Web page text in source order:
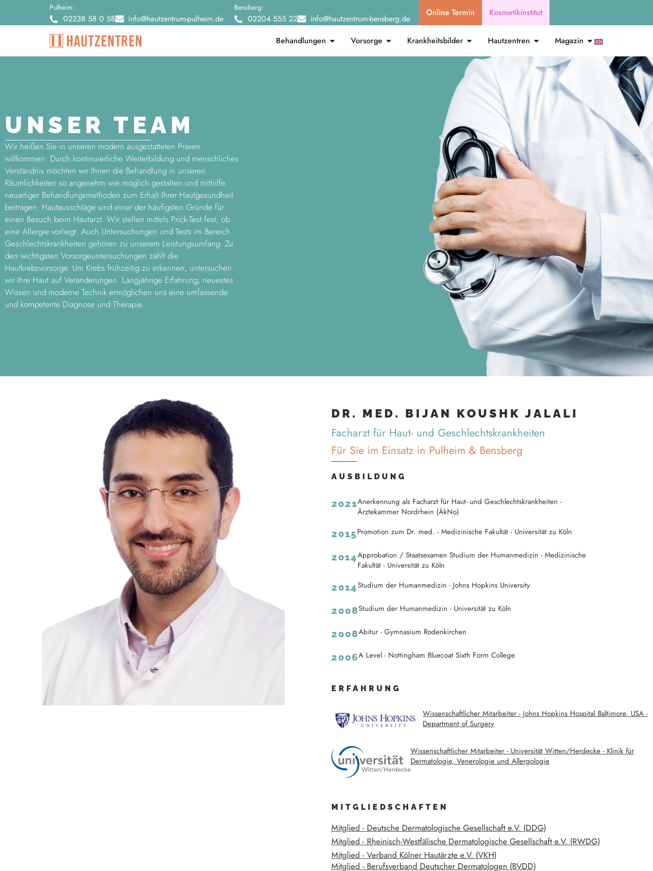
Pulheim:
02238 58 0 58 info@hautzentrum-pulheim.de
Bensberg:
02204 555 22 info@hautzentrum-bensberg.de
Online Termin Kosmetikinstitut
Behandlungen Vorsorge Krankheitsbilder Hautzentren Magazin
UNSER TEAM
Wir heißen Sie in unseren modern ausgestatteten Praxen
willkommen. Durch kontinuierliche Weiterbildung und menschliches
Verständnis möchten wir Ihnen die Behandlung in unseren
Räumlichkeiten so angenehm wie möglich gestalten und mithilfe
neuartiger Behandlungsmethoden zum Erhalt Ihrer Hautgesundheit
beitragen. Hautausschläge sind einer der häufigsten Gründe für
einen Besuch beim Hautarzt. Wir stellen mittels Prick-Test fest, ob
eine Allergie vorliegt. Auch Untersuchungen und Tests im Bereich
Geschlechtskrankheiten gehören zu unserem Leistungsumfang. Zu
den wichtigsten Vorsorgeuntersuchungen zählt die
Hautkrebsvorsorge. Um Krebs frühzeitig zu erkennen, untersuchen
wir Ihre Haut auf Veränderungen. Langjährige Erfahrung, neuestes
Wissen und moderne Technik ermöglichen uns eine umfassende
und kompetente Diagnose und Therapie.
DR. MED. BIJAN KOUSHK JALALI
Facharzt für Haut- und Geschlechtskrankheiten
Für Sie im Einsatz in Pulheim & Bensberg
AUSBILDUNG
2021Anerkennung als Facharzt für Haut- und Geschlechtskrankheiten -
Ärztekammer Nordrhein (ÄkNo)
2015Promotion zum Dr. med. - Medizinische Fakultät - Universität zu Köln
2014Approbation / Staatsexamen Studium der Humanmedizin - Medizinische
Fakultät - Universität zu Köln
2014Studium der Humanmedizin - Johns Hopkins University
2008Studium der Humanmedizin - Universität zu Köln
2008Abitur - Gymnasium Rodenkirchen
2006A Level - Nottingham Bluecoat Sixth Form College
ERFAHRUNG
Wissenschaftlicher Mitarbeiter - Johns Hopkins Hospital Baltimore, USA -
Department of Surgery
Wissenschaftlicher Mitarbeiter - Universität Witten/Herdecke - Klinik für
Dermatologie, Venerologie und Allergologie
MITGLIEDSCHAFTEN
Mitglied - Deutsche Dermatologische Gesellschaft e.V. (DDG)
Mitglied - Rheinisch-Westfälische Dermatologische Gesellschaft e.V. (RWDG)
Mitglied - Verband Kölner Hautärzte e.V. (VKH)
Mitglied - Berufsverband Deutscher Dermatologen (BVDD)